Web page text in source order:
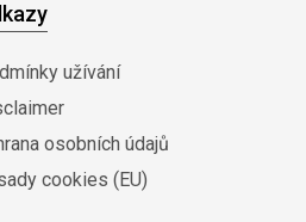
užívání
osobních údajů
cookies (EU)